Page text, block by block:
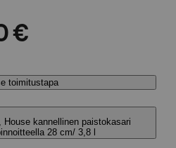
€
toimitustapa
House kannellinen paistokasari
28 cm/ 3,8 l